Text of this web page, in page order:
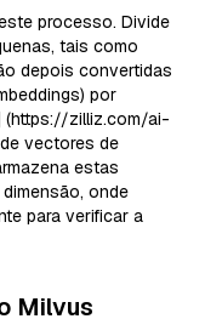
processo. Divide
tais como
depois convertidas
por
(https://zilliz.com/ai-
vectores de
estas
onde
para verificar a
Milvus